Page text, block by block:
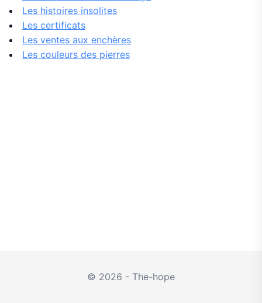
Les histoires insolites
Les certificats
Les ventes aux enchères
Les couleurs des pierres
© 2026 - The-hope